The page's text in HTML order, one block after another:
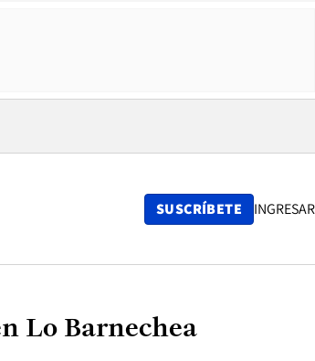
SUSCRÍBETE INGRESAR
Lo Barnechea